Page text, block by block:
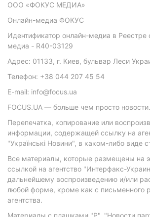
ООО «ФОКУС МЕДИА»
Онлайн-медиа ФОКУС
Идентификатор онлайн-медиа в Реестре
медиа - R40-03129
Адрес: 01133, г. Киев, бульвар Леси
Телефон: +38 044 207 45 54
E-mail: info@focus.ua
FOCUS.UA — больше чем просто новости.
Перепечатка, копирование или
информации, содержащей ссылку на
"Українські Новини", в каком-либо виде
Все материалы, которые размещены на
ссылкой на агентство "Интерфакс-
дальнейшему воспроизведению и/или
любой форме, кроме как с письменного
агентства.
Материалы с плашками "Р", "Новости